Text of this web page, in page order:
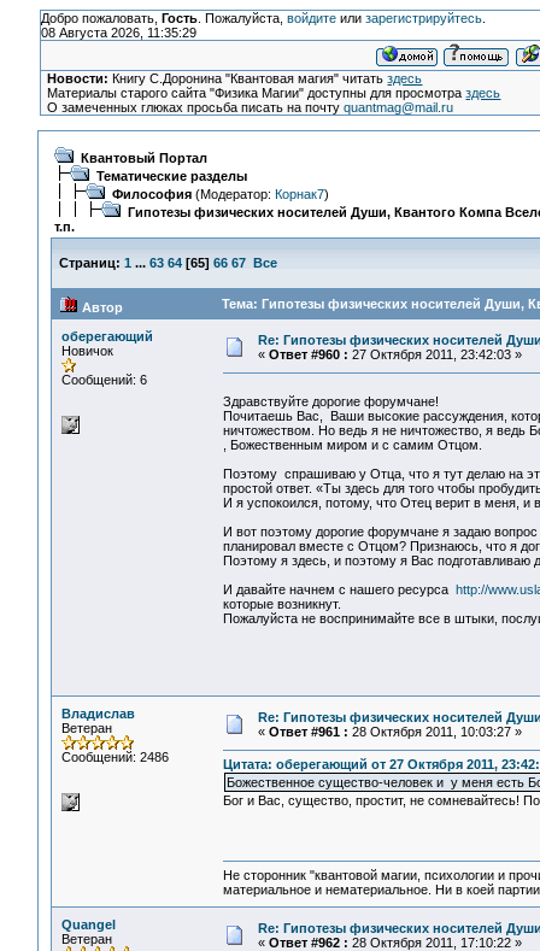
Добро пожаловать, Гость. Пожалуйста, войдитеили зарегистрируйтесь.
08 Августа 2026, 11:35:29
Новости: Книгу С.Доронина "Квантовая магия" читатьздесь
Материалы старого сайта "Физика Магии" доступны для просмотраздесь
О замеченных глюках просьба писать на почтуquantmag@mail.ru
Квантовый Портал
Тематические разделы
Философия (Модератор: Корнак7)
Гипотезы физических носителей Души, Квантого Компа
т.п.
Страниц: 1 ... 63 64 [65] 66 67 Все
Автор Тема: Гипотезы физических носителей Души,
оберегающий
Новичок
Сообщений: 6
Re: Гипотезы физических носителей
« Ответ #960 : 27 Октября 2011, 23:42:03 »
Здравствуйте дорогие форумчане!
Почитаешь Вас, Ваши высокие рассуждения,
ничтожеством. Но ведь я не ничтожество, я
, Божественным миром и с самим Отцом.
Поэтому спрашиваю у Отца, что я тут делаю на
простой ответ. «Ты здесь для того чтобы
И я успокоился, потому, что Отец верит в меня,
И вот поэтому дорогие форумчане я задаю
планировал вместе с Отцом? Признаюсь, что я
Поэтому я здесь, и поэтому я Вас
И давайте начнем с нашего ресурса http://
которые возникнут.
Пожалуйста не воспринимайте все в штыки,
Владислав
Ветеран
Сообщений: 2486
Re: Гипотезы физических носителей
« Ответ #961 : 28 Октября 2011, 10:03:27 »
Цитата: оберегающий от 27 Октября 2011,
Божественное существо-человек и у меня
Бог и Вас, существо, простит, не сомневайтесь!
Не сторонник "квантовой магии, психологии и
материальное и нематериальное. Ни в коей
Quangel
Ветеран
Re: Гипотезы физических носителей
« Ответ #962 : 28 Октября 2011, 17:10:22 »